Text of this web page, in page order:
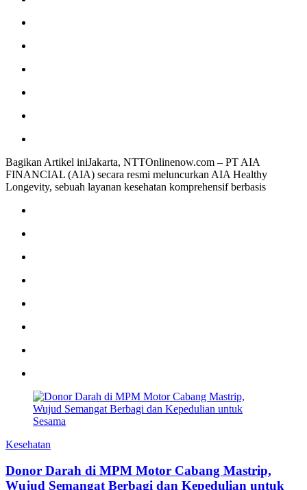
Bagikan Artikel iniJakarta, NTTOnlinenow.com – PT AIA
FINANCIAL (AIA) secara resmi meluncurkan AIA Healthy
Longevity, sebuah layanan kesehatan komprehensif berbasis
Kesehatan
Donor Darah di MPM Motor Cabang Mastrip,
Wujud Semangat Berbagi dan Kepedulian untuk